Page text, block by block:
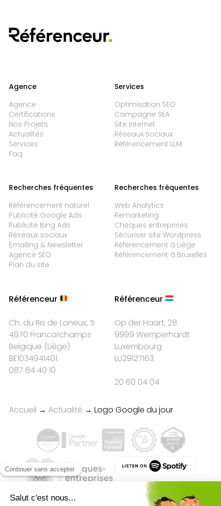
Agence
Agence
Certifications
Nos Projets
Actualités
Services
Faq
Services
Optimisation SEO
Campagne SEA
Site internet
Réseaux sociaux
Référencement LLM
Recherches fréquentes
Référencement naturel
Publicité Google Ads
Publicité Bing Ads
Réseaux sociaux
Emailing & Newsletter
Agence SEO
Plan du site
Recherches fréquentes
Web Analytics
Remarketing
Chèques entreprises
Sécuriser site Wordpress
Référencement à Liège
Référencement à Bruxelles
Référenceur
Ch. du Ris de Loneux, 5
4970 Francorchamps
Belgique (Liège)
BE1034941401
087 84 40 10
Référenceur
Op der Haart, 28
9999 Wemperhardt
Luxembourg
LU29127163
20 60 04 04
Accueil → Actualité → Logo Google du jour